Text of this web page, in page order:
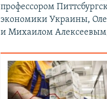
профессором
экономики Украины,
и Михаилом